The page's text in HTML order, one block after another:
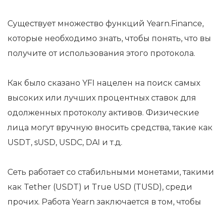
Существует множество функций Yearn.Finance,
которые необходимо знать, чтобы понять, что вы
получите от использования этого протокола.
Как было сказано YFI нацелен на поиск самых
высоких или лучших процентных ставок для
одолженных протоколу активов. Физические
лица могут вручную вносить средства, такие как
USDT, sUSD, USDC, DAI и т.д.
Сеть работает со стабильными монетами, такими
как Tether (USDT) и True USD (TUSD), среди
прочих. Работа Yearn заключается в том, чтобы